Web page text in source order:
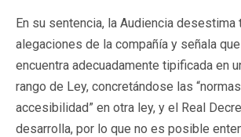
En su sentencia, la Audiencia desestima
alegaciones de la compañía y señala
encuentra adecuadamente tipificada en
rango de Ley, concretándose las
accesibilidad” en otra ley, y el Real
desarrolla, por lo que no es posible